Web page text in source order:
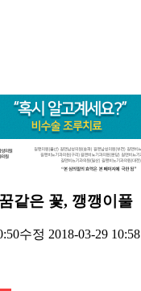
같은 꽃, 깽깽이풀
수정 2018-03-29 10:58